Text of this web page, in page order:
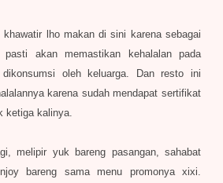
lho makan di sini karenasebagai
pasti akan memastikan kehalalanpada
oleh keluarga . Dan resto ini
karena sudah mendapat sertifikat
ketiga kalinya.
melipir yuk bareng pasangan, sahabat
bareng sama menu promonya xixi